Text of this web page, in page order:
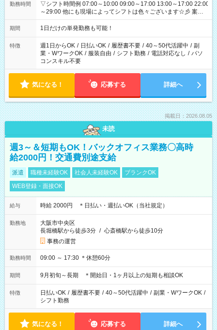
勤務時間
▽シフト時間例 07:00～10:00 09:00～17:00 13:00～17:00 22:00
～29:00 他にも現場によってシフトは色々ございます☆彡 案件
次第では午前中で終わるお仕事も...！
期間 1日だけの単発勤務も可能！
特徴 週1日からOK / 日払いOK / 履歴書不要 / 40～50代活躍中 / 副
業・WワークOK / 服装自由 / シフト勤務 / 電話対応なし / パソ
コンスキル不要
気になる！ 応募する 詳細へ
掲載日：2026.08.05
未読
週3～＆短期もOK！バックオフィス業務〇高時
給2000円！交通費別途支給
派遣 職種未経験OK 社会人未経験OK
ブランクOK
WEB登録・面接OK
給与 時給 2000円 ＊日払い・週払いOK（当社規定）
勤務地
大阪市中央区
長堀橋駅から徒歩3分 / 心斎橋駅から徒歩10分
事務の運営
勤務時間 09:00 ～ 17:30 ＊休憩60分
期間 9月初旬～長期 ＊開始日・1ヶ月以上の短期も相談OK
特徴 日払いOK / 履歴書不要 / 40～50代活躍中 / 副業・WワークOK /
シフト勤務
気になる！ 応募する 詳細へ